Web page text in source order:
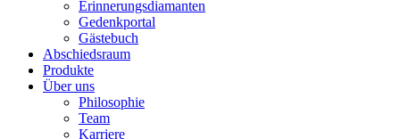
Erinnerungsdiamanten
Gedenkportal
Gästebuch
Abschiedsraum
Produkte
Über uns
Philosophie
Team
Karriere